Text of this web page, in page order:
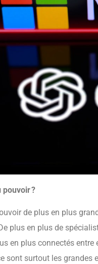
pouvoir ?
de plus en plus
plus en plus de
en plus connectés entre
sont surtout les